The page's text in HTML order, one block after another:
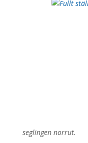
Fullt
seglingen norrut.